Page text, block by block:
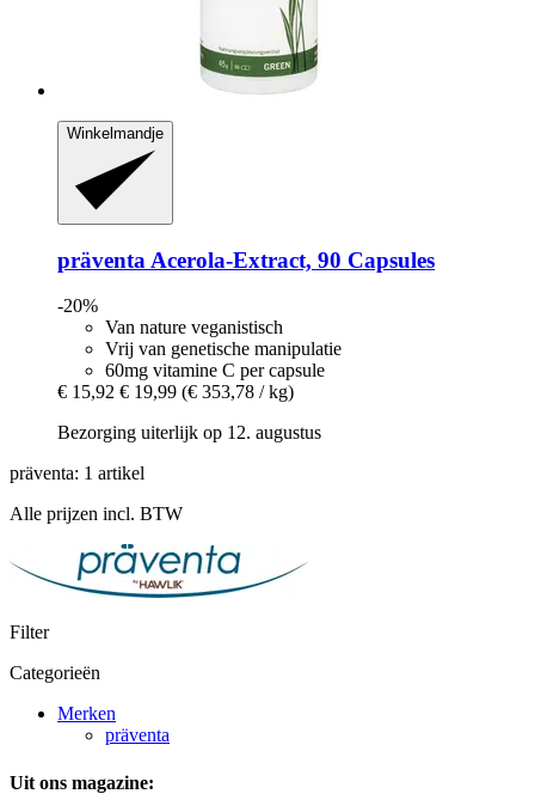
Winkelmandje
präventa Acerola-​Extract, 90 Capsules
-20%
Van nature veganistisch
Vrij van genetische manipulatie
60mg vitamine C per capsule
€ 15,92 € 19,99 (€ 353,78 / kg)
Bezorging uiterlijk op 12. augustus
präventa: 1 artikel
Alle prijzen incl. BTW
Filter
Categorieën
Merken
präventa
Uit ons magazine: